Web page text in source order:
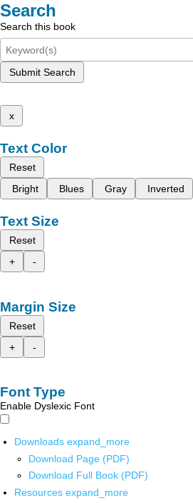
Search
Search this book
Submit Search
x
Text Color
Reset
Bright
Blues Gray Inverted
Text Size
Reset
+
-
Margin Size
Reset
+
-
Font Type
Enable Dyslexic Font
Downloads expand_more
Download Page (PDF)
Download Full Book (PDF)
Resources expand_more